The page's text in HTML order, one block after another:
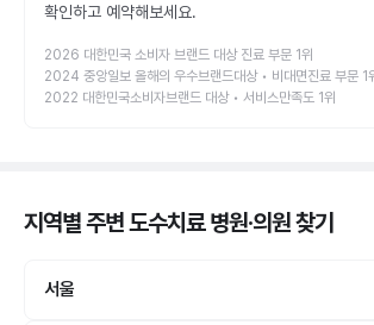
확인하고 예약해보세요.
2026 대한민국 소비자 브랜드 대상 진료 부문 1위
2024 중앙일보 올해의 우수브랜드대상 • 비대면진료 부문 1
2022 대한민국소비자브랜드 대상 • 서비스만족도 1위
지역별 주변 도수치료 병원·의원찾기
서울